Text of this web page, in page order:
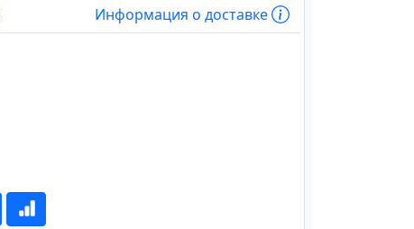
Информация о доставке